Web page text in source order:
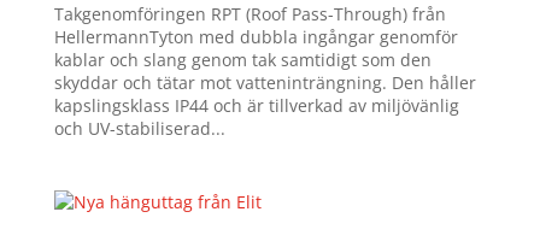
Takgenomföringen RPT (Roof Pass-Through) från
HellermannTyton med dubbla ingångar genomför
kablar och slang genom tak samtidigt som den
skyddar och tätar mot vatteninträngning. Den håller
kapslingsklass IP44 och är tillverkad av miljövänlig
och UV-stabiliserad...